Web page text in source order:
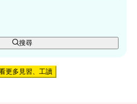
搜尋
更多見習、工讀